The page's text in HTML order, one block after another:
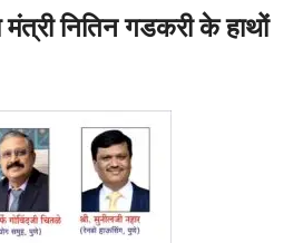
मंत्री नितिन गडकरी के हाथों